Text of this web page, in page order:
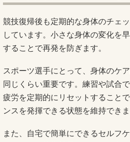
競技復帰後も定期的な身体のチェ
しています。小さな身体の変化を
することで再発を防ぎます。
スポーツ選手にとって、身体のケ
同じくらい重要です。練習や試合
疲労を定期的にリセットすること
ンスを発揮できる状態を維持できま
また、自宅で簡単にできるセルフ